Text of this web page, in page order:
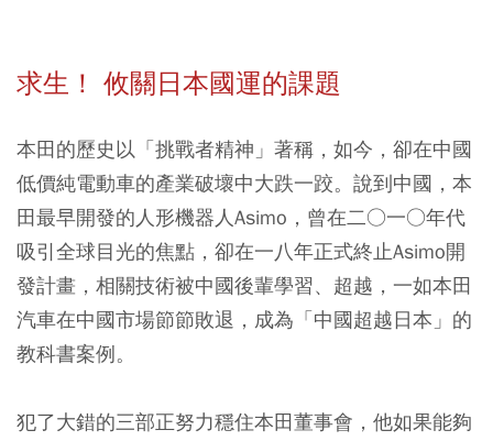
求生！ 攸關日本國運的課題
本田的歷史以「挑戰者精神」著稱，如今，卻在中國
低價純電動車的產業破壞中大跌一跤。說到中國，本
田最早開發的人形機器人Asimo，曾在二○一○年代
吸引全球目光的焦點，卻在一八年正式終止Asimo開
發計畫，相關技術被中國後輩學習、超越，一如本田
汽車在中國市場節節敗退，成為「中國超越日本」的
教科書案例。
犯了大錯的三部正努力穩住本田董事會，他如果能夠